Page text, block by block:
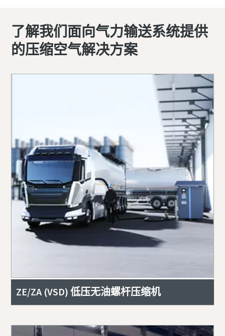
了解我们面向气力输送系统提供
的压缩空气解决方案
ZE/ZA (VSD) 低压无油螺杆压缩机